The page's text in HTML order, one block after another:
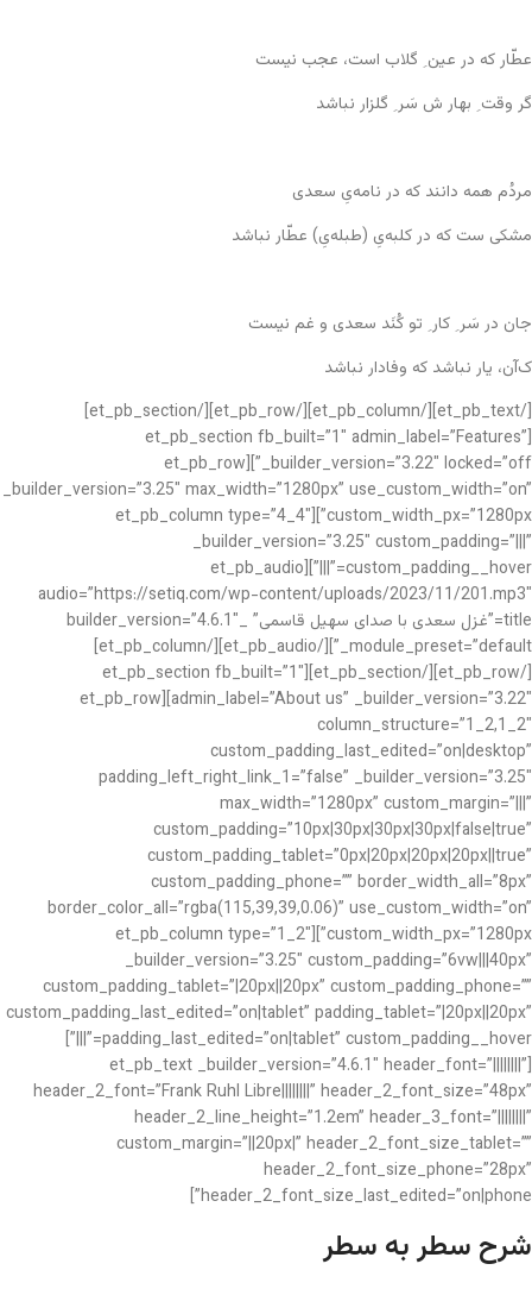
عطّار که در عین ِ گلاب است، عجب نیست
گر وقت ِ بهار ش سَر ِ گلزار نباشد
مردُم همه دانند که در نامه‌یِ سعدی
مشکی ست که در کلبه‌یِ (طبله‌یِ) عطّار نباشد
جان در سَر ِ کار ِ تو کُنَد سعدی و غم نیست
ک‌آن، یار نباشد که وفادار نباشد
[/et_pb_text][/et_pb_column][/et_pb_row][/et_pb_section]
[et_pb_section fb_built=”1″ admin_label=”Features”
_builder_version=”3.22″ locked=”off”][et_pb_row
_builder_version=”3.25″ max_width=”1280px” use_custom_width=”on”
custom_width_px=”1280px”][et_pb_column type=”4_4″
_builder_version=”3.25″ custom_padding=”|||”
custom_padding__hover=”|||”][et_pb_audio
audio=”https://setiq.com/wp-content/uploads/2023/11/201.mp3″
title=”غزل سعدی با صدای سهیل قاسمی” _builder_version=”4.6.1″
_module_preset=”default”][/et_pb_audio][/et_pb_column]
[/et_pb_row][/et_pb_section][et_pb_section fb_built=”1″
admin_label=”About us” _builder_version=”3.22″][et_pb_row
column_structure=”1_2,1_2″
custom_padding_last_edited=”on|desktop”
padding_left_right_link_1=”false” _builder_version=”3.25″
max_width=”1280px” custom_margin=”|||”
custom_padding=”10px|30px|30px|30px|false|true”
custom_padding_tablet=”0px|20px|20px|20px||true”
custom_padding_phone=”” border_width_all=”8px”
border_color_all=”rgba(115,39,39,0.06)” use_custom_width=”on”
custom_width_px=”1280px”][et_pb_column type=”1_2″
_builder_version=”3.25″ custom_padding=”6vw|||40px”
custom_padding_tablet=”|20px||20px” custom_padding_phone=””
custom_padding_last_edited=”on|tablet” padding_tablet=”|20px||20px”
padding_last_edited=”on|tablet” custom_padding__hover=”|||”]
[et_pb_text _builder_version=”4.6.1″ header_font=”||||||||”
header_2_font=”Frank Ruhl Libre||||||||” header_2_font_size=”48px”
header_2_line_height=”1.2em” header_3_font=”||||||||”
custom_margin=”||20px|” header_2_font_size_tablet=””
header_2_font_size_phone=”28px”
header_2_font_size_last_edited=”on|phone”]
شرح سطر به سطر